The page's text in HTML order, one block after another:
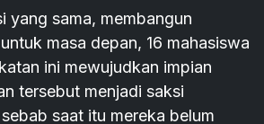
yang sama, membangun
masa depan, 16 mahasiswa
ini mewujudkan impian
tersebut menjadi saksi
saat itu mereka belum